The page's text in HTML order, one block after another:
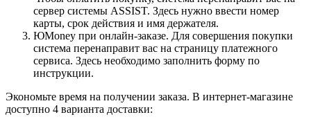
сервер системы ASSIST. Здесь нужно ввести номер
карты, срок действия и имя держателя.
ЮMoney при онлайн-заказе. Для совершения покупки
система перенаправит вас на страницу платежного
сервиса. Здесь необходимо заполнить форму по
инструкции.
Экономьте время на получении заказа. В интернет-магазине
доступно 4 варианта доставки: